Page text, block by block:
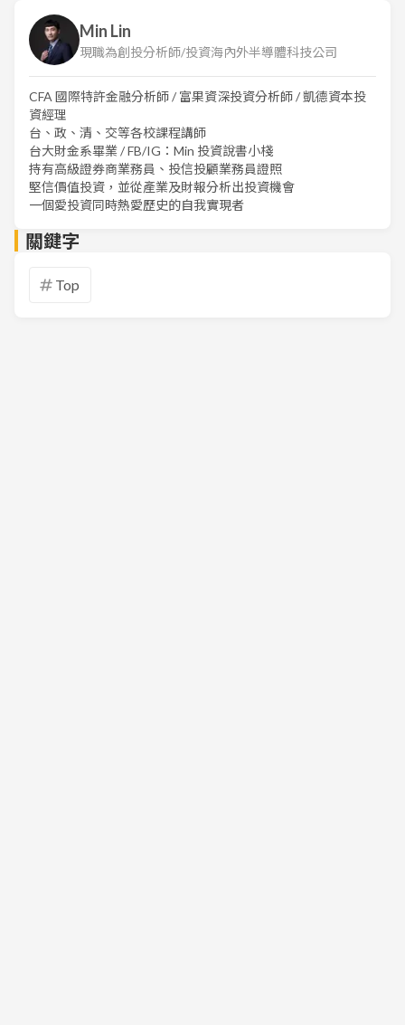
Min Lin
現職為創投分析師/投資海內外半導體科技公司
CFA 國際特許金融分析師 / 富果資深投資分析師 / 凱德資本投
資經理
台、政、清、交等各校課程講師
台大財金系畢業 / FB/IG：Min 投資說書小棧
持有高級證券商業務員、投信投顧業務員證照
堅信價值投資，並從產業及財報分析出投資機會
一個愛投資同時熱愛歷史的自我實現者
關鍵字
Top